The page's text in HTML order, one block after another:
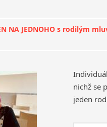
NA JEDNOHO s rodilým
nichž se